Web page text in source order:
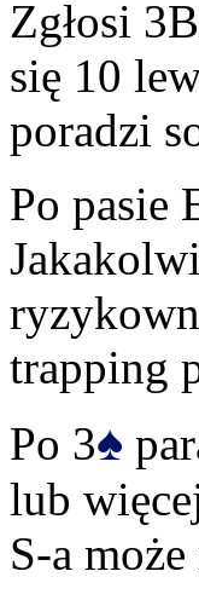
Zgłosi
się 10
poradzi
Po pasie
trapping
Po 3♠
lub
S-a